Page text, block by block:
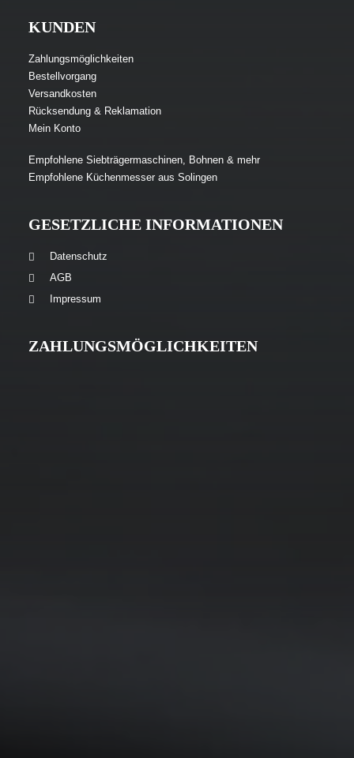
KUNDEN
Zahlungsmöglichkeiten
Bestellvorgang
Versandkosten
Rücksendung & Reklamation
Mein Konto
Empfohlene Siebträgermaschinen, Bohnen & mehr
Empfohlene Küchenmesser aus Solingen
GESETZLICHE INFORMATIONEN
Datenschutz
AGB
Impressum
ZAHLUNGSMÖGLICHKEITEN